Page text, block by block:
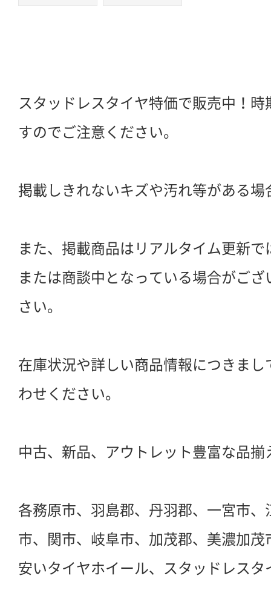
スタッドレスタイヤ特価で販売中！
すのでご注意ください。
掲載しきれないキズや汚れ等がある場
また、掲載商品はリアルタイム更新
または商談中となっている場合がご
さい。
在庫状況や詳しい商品情報につきま
わせください。
中古、新品、アウトレット豊富な品揃
各務原市、羽島郡、丹羽郡、一宮市
市、関市、岐阜市、加茂郡、美濃加茂
安いタイヤホイール、スタッドレス